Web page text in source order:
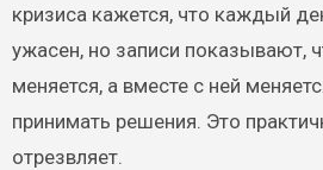
кризиса кажется, что каждый
ужасен, но записи показывают,
меняется, а вместе с ней
принимать решения. Это
отрезвляет.